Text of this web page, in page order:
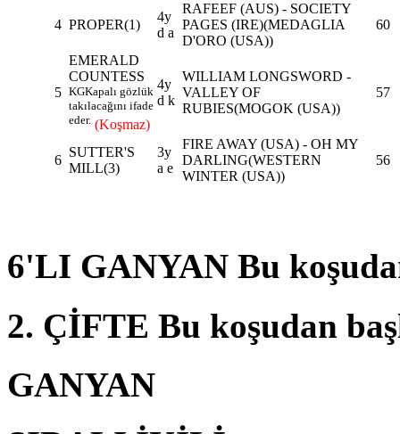
4 PROPER(1)
4y
d a
RAFEEF (AUS) - SOCIETY
PAGES (IRE)(MEDAGLIA
D'ORO (USA))
60
5
EMERALD
COUNTESS
KGKapalı gözlük
takılacağını ifade
eder. (Koşmaz)
4y
d k
WILLIAM LONGSWORD -
VALLEY OF
RUBIES(MOGOK (USA))
57
6
SUTTER'S
MILL(3)
3y
a e
FIRE AWAY (USA) - OH MY
DARLING(WESTERN
WINTER (USA))
56
6'LI GANYAN Bu
2. ÇİFTE Bu koşudan
GANYAN